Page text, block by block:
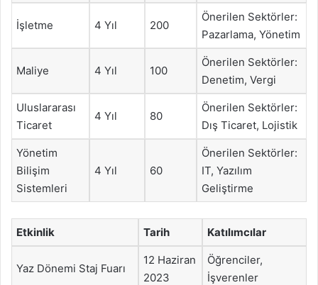
İşletme 4 Yıl 200
Önerilen Sektörler:
Pazarlama, Yönetim
Maliye 4 Yıl 100
Önerilen Sektörler:
Denetim, Vergi
Uluslararası
Ticaret
4 Yıl 80
Önerilen Sektörler:
Dış Ticaret, Lojistik
Yönetim
Bilişim
Sistemleri
4 Yıl 60
Önerilen Sektörler:
IT, Yazılım
Geliştirme
Etkinlik Tarih Katılımcılar
Yaz Dönemi Staj Fuarı
12 Haziran
2023
Öğrenciler,
İşverenler